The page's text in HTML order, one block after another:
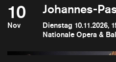
10
Nov
Johannes-
Dienstag 10.11.2026,
Nationale Opera &